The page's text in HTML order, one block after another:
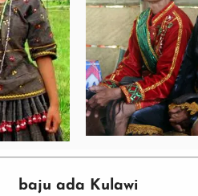
baju ada Kulawi